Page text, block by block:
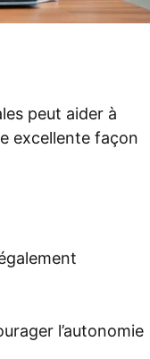
peut aider à
excellente façon
l’autonomie